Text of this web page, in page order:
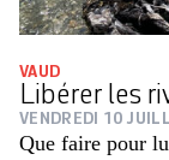
VAUD
Libérer les
VENDREDI 10
Que faire pour